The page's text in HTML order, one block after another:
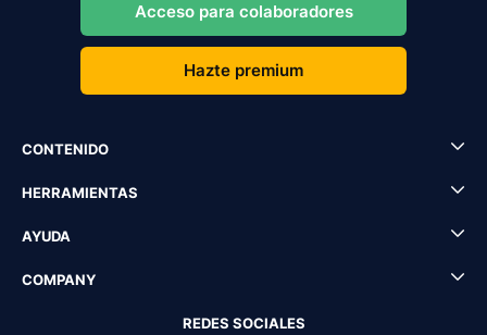
Acceso para colaboradores
Hazte premium
CONTENIDO
HERRAMIENTAS
AYUDA
COMPANY
REDES SOCIALES